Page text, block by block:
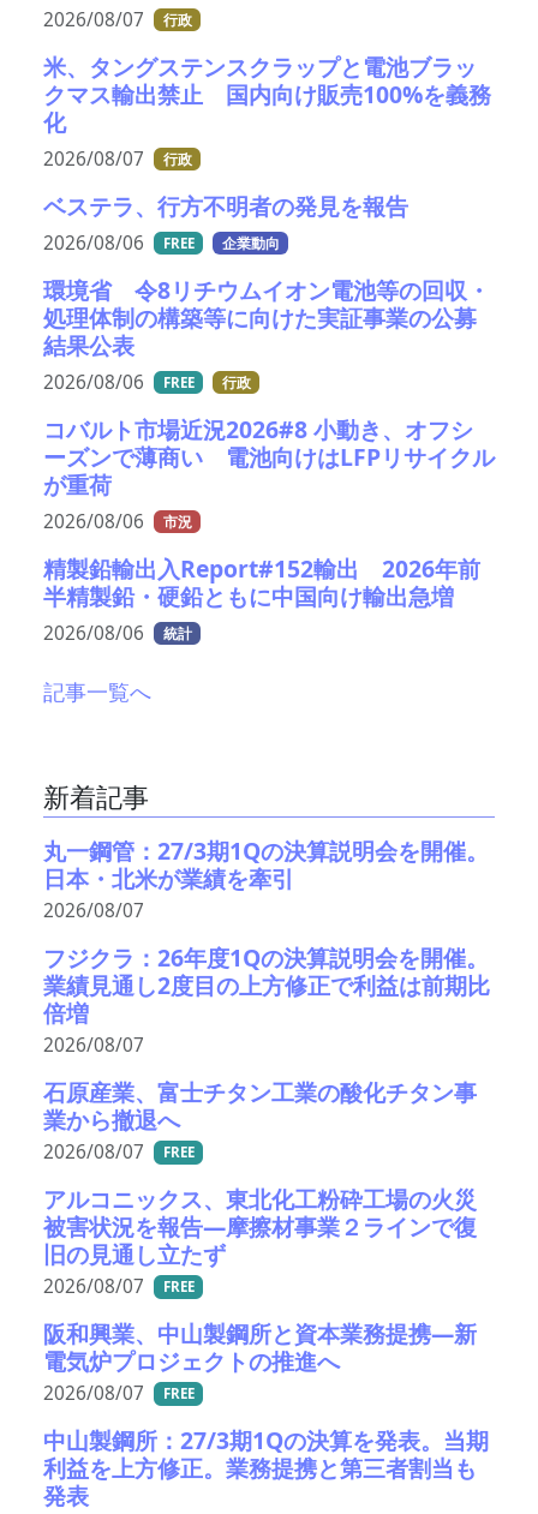
2026/08/07 行政
米、タングステンスクラップと電池ブラッ
クマス輸出禁止 国内向け販売100%を義務
化
2026/08/07 行政
ベステラ、行方不明者の発見を報告
2026/08/06 FREE 企業動向
環境省 令8リチウムイオン電池等の回収・
処理体制の構築等に向けた実証事業の公募
結果公表
2026/08/06 FREE 行政
コバルト市場近況2026#8 小動き、オフシ
ーズンで薄商い 電池向けはLFPリサイクル
が重荷
2026/08/06 市況
精製鉛輸出入Report#152輸出 2026年前
半精製鉛・硬鉛ともに中国向け輸出急増
2026/08/06 統計
記事一覧へ
新着記事
丸一鋼管：27/3期1Qの決算説明会を開催。
日本・北米が業績を牽引
2026/08/07
フジクラ：26年度1Qの決算説明会を開催。
業績見通し2度目の上方修正で利益は前期比
倍増
2026/08/07
石原産業、富士チタン工業の酸化チタン事
業から撤退へ
2026/08/07 FREE
アルコニックス、東北化工粉砕工場の火災
被害状況を報告―摩擦材事業２ラインで復
旧の見通し立たず
2026/08/07 FREE
阪和興業、中山製鋼所と資本業務提携―新
電気炉プロジェクトの推進へ
2026/08/07 FREE
中山製鋼所：27/3期1Qの決算を発表。当期
利益を上方修正。業務提携と第三者割当も
発表